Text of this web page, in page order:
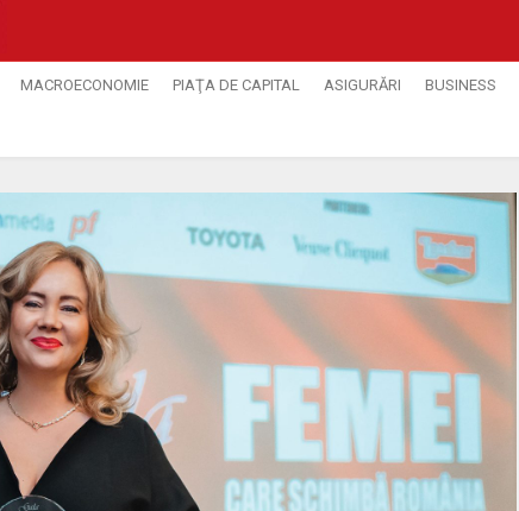
MACROECONOMIE PIAŢA DE CAPITAL ASIGURĂRI BUSINESS